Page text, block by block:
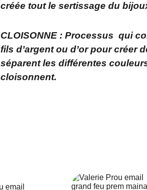
créée tout le sertissage du
CLOISONNE : Processus qui
fils d’argent ou d’or pour créer
séparent les différentes
cloisonnent.